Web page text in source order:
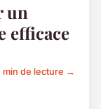
un
efficace
min de lecture →